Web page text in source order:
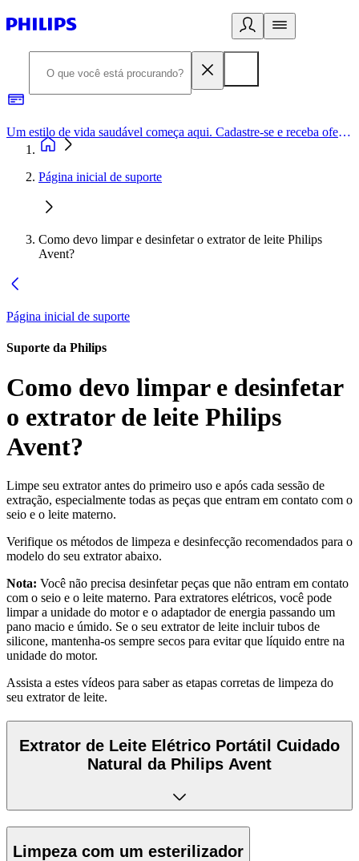
Um estilo de vida saudável começa aqui. Cadastre-se e receba ofertas exclusivas.
Página inicial de suporte
Como devo limpar e desinfetar o extrator de leite Philips
Avent?
Página inicial de suporte
Suporte da Philips
Como devo limpar e desinfetar
o extrator de leite Philips
Avent?
Limpe seu extrator antes do primeiro uso e após cada sessão de
extração, especialmente todas as peças que entram em contato com o
seio e o leite materno.
Verifique os métodos de limpeza e desinfecção recomendados para o
modelo do seu extrator abaixo.
Nota: Você não precisa desinfetar peças que não entram em contato
com o seio e o leite materno. Para extratores elétricos, você pode
limpar a unidade do motor e o adaptador de energia passando um
pano macio e úmido. Se o seu extrator de leite incluir tubos de
silicone, mantenha-os sempre secos para evitar que líquido entre na
unidade do motor.
Assista a estes vídeos para saber as etapas corretas de limpeza do
seu extrator de leite.
Extrator de Leite Elétrico Portátil Cuidado
Natural da Philips Avent
Limpeza com um esterilizador